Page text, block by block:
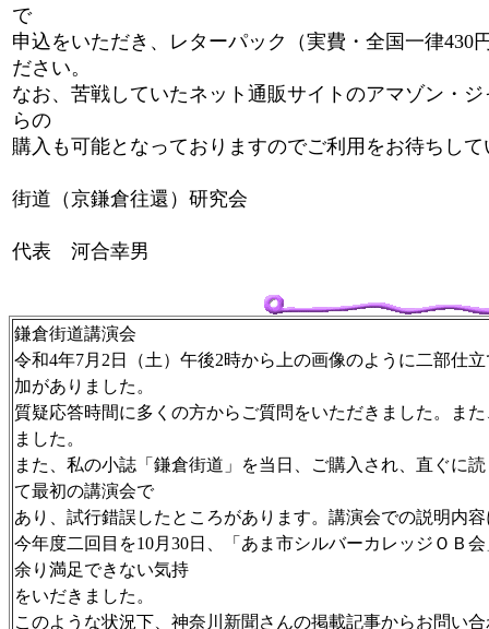
で
申込をいただき、レターパック（実費・全国一律
ださい。
なお、苦戦していたネット通販サイトのアマゾン・
らの
購入も可能となっておりますのでご利用をお待ちして
街道（京鎌倉往還）研究会
代表 河合幸男
鎌倉街道講演会
令和4年7月2日（土）午後2時から上の画像のように二部
加がありました。
質疑応答時間に多くの方からご質問をいただきました。ま
ました。
また、私の小誌「鎌倉街道」を当日、ご購入され、直ぐに
て最初の講演会で
あり、試行錯誤したところがあります。講演会での説明内
今年度二回目を10月30日、「あま市シルバーカレッジＯＢ
余り満足できない気持
をいだきました。
このような状況下、神奈川新聞さんの掲載記事からお問い